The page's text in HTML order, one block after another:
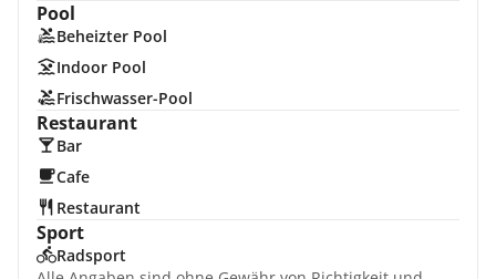
Pool
Beheizter Pool
Indoor Pool
Frischwasser-Pool
Restaurant
Bar
Cafe
Restaurant
Sport
Radsport